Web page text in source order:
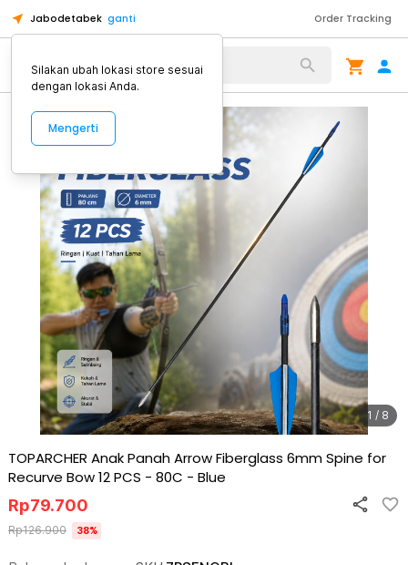
Jabodetabek ganti Order Tracking
Alat Kopi
1 / 8
TOPARCHER Anak Panah Arrow Fiberglass 6mm Spine for
Recurve Bow 12 PCS - 80C - Blue
Rp79.700
Rp126.900 38%
Silakan ubah lokasi store sesuai
dengan lokasi Anda.
Mengerti